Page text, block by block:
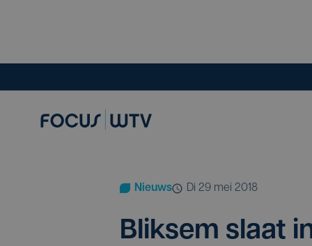
Nieuws di 29 mei 2018
Blik­sem slaat